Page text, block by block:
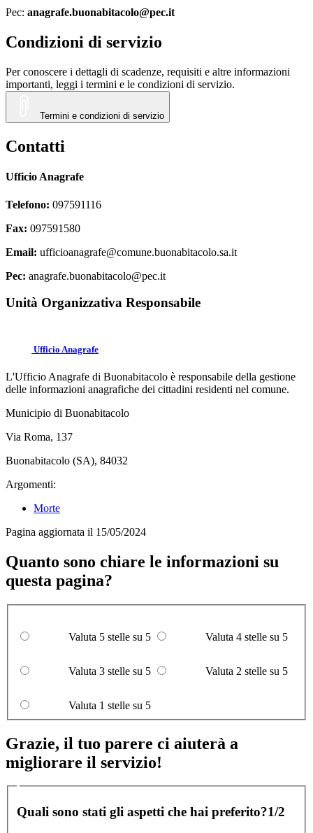
Pec: anagrafe.buonabitacolo@pec.it
Condizioni di servizio
Per conoscere i dettagli di scadenze, requisiti e altre informazioni
importanti, leggi i termini e le condizioni di servizio.
Termini e condizioni di servizio
Contatti
Ufficio Anagrafe
Telefono: 097591116
Fax: 097591580
Email: ufficioanagrafe@comune.buonabitacolo.sa.it
Pec: anagrafe.buonabitacolo@pec.it
Unità Organizzativa Responsabile
Ufficio Anagrafe
L'Ufficio Anagrafe di Buonabitacolo è responsabile della gestione
delle informazioni anagrafiche dei cittadini residenti nel comune.
Municipio di Buonabitacolo
Via Roma, 137
Buonabitacolo (SA), 84032
Argomenti:
Morte
Pagina aggiornata il 15/05/2024
Quanto sono chiare le informazioni su
questa pagina?
Valuta 5 stelle su 5 Valuta 4 stelle su 5
Valuta 3 stelle su 5 Valuta 2 stelle su 5
Valuta 1 stelle su 5
Grazie, il tuo parere ci aiuterà a
migliorare il servizio!
Quali sono stati gli aspetti che hai preferito?1/2